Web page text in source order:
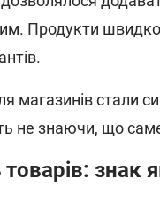
Продукти швидко
магазинів стали
не знаючи, що
товарів: знак